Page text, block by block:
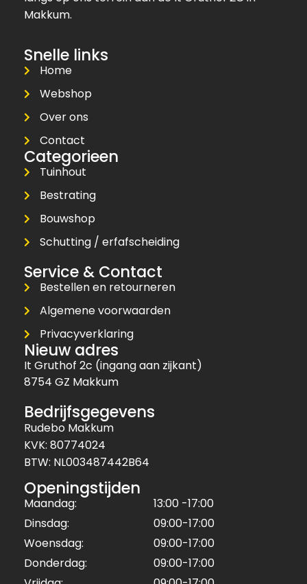
Makkum.
Snelle links
Home
Webshop
Over ons
Contact
Categorieen
Tuinhout
Bestrating
Bouwshop
Schutting / erfafscheiding
Service & Contact
Bestellen en retourneren
Algemene voorwaarden
Privacyverklaring
Nieuw adres
It Gruthof 2c (ingang aan zijkant)
8754 GZ Makkum
Bedrijfsgegevens
Rudebo Makkum
KVK: 80774024
BTW: NL003487442B64
Openingstijden
Maandag:
13:00 -17:00
Dinsdag:
09:00-17:00
Woensdag:
09:00-17:00
Donderdag:
09:00-17:00